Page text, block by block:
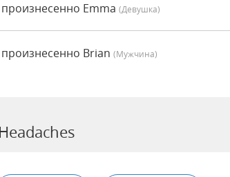
Emma (девушка)
Brian (мужчина)